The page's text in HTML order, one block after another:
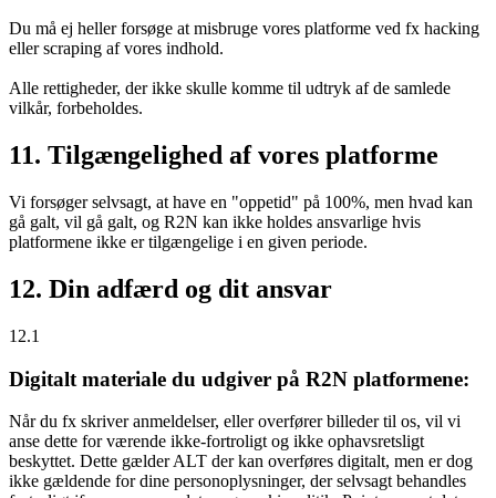
Du må ej heller forsøge at misbruge vores platforme ved fx hacking
eller scraping af vores indhold.
Alle rettigheder, der ikke skulle komme til udtryk af de samlede
vilkår, forbeholdes.
11. Tilgængelighed af vores platforme
Vi forsøger selvsagt, at have en "oppetid" på 100%, men hvad kan
gå galt, vil gå galt, og R2N kan ikke holdes ansvarlige hvis
platformene ikke er tilgængelige i en given periode.
12. Din adfærd og dit ansvar
12.1
Digitalt materiale du udgiver på R2N platformene:
Når du fx skriver anmeldelser, eller overfører billeder til os, vil vi
anse dette for værende ikke-fortroligt og ikke ophavsretsligt
beskyttet. Dette gælder ALT der kan overføres digitalt, men er dog
ikke gældende for dine personoplysninger, der selvsagt behandles